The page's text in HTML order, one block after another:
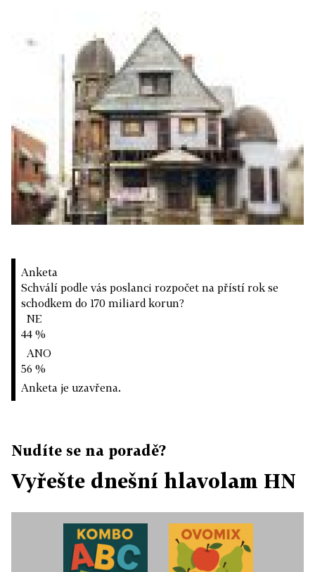
Anketa
Schválí podle vás poslanci rozpočet na přístí rok se
schodkem do 170 miliard korun?
NE
44 %
ANO
56 %
Anketa je uzavřena.
Nudíte se na poradě?
Vyřešte dnešní hlavolam HN